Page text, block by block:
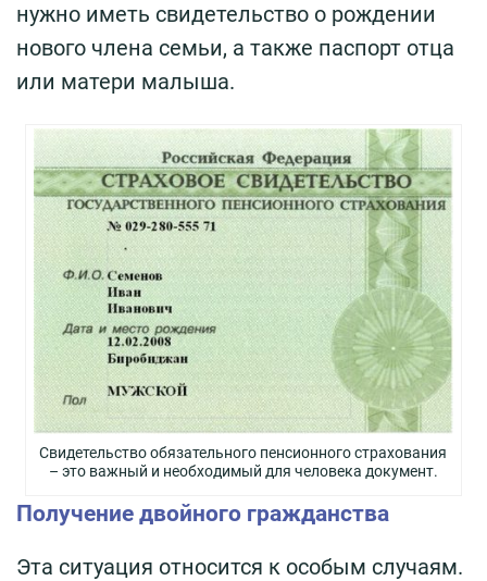
нужно иметь свидетельство о рождении
нового члена семьи, а также паспорт отца
или матери малыша.
Свидетельство обязательного пенсионного страхования
– это важный и необходимый для человека документ.
Получение двойного гражданства
Эта ситуация относится к особым случаям.